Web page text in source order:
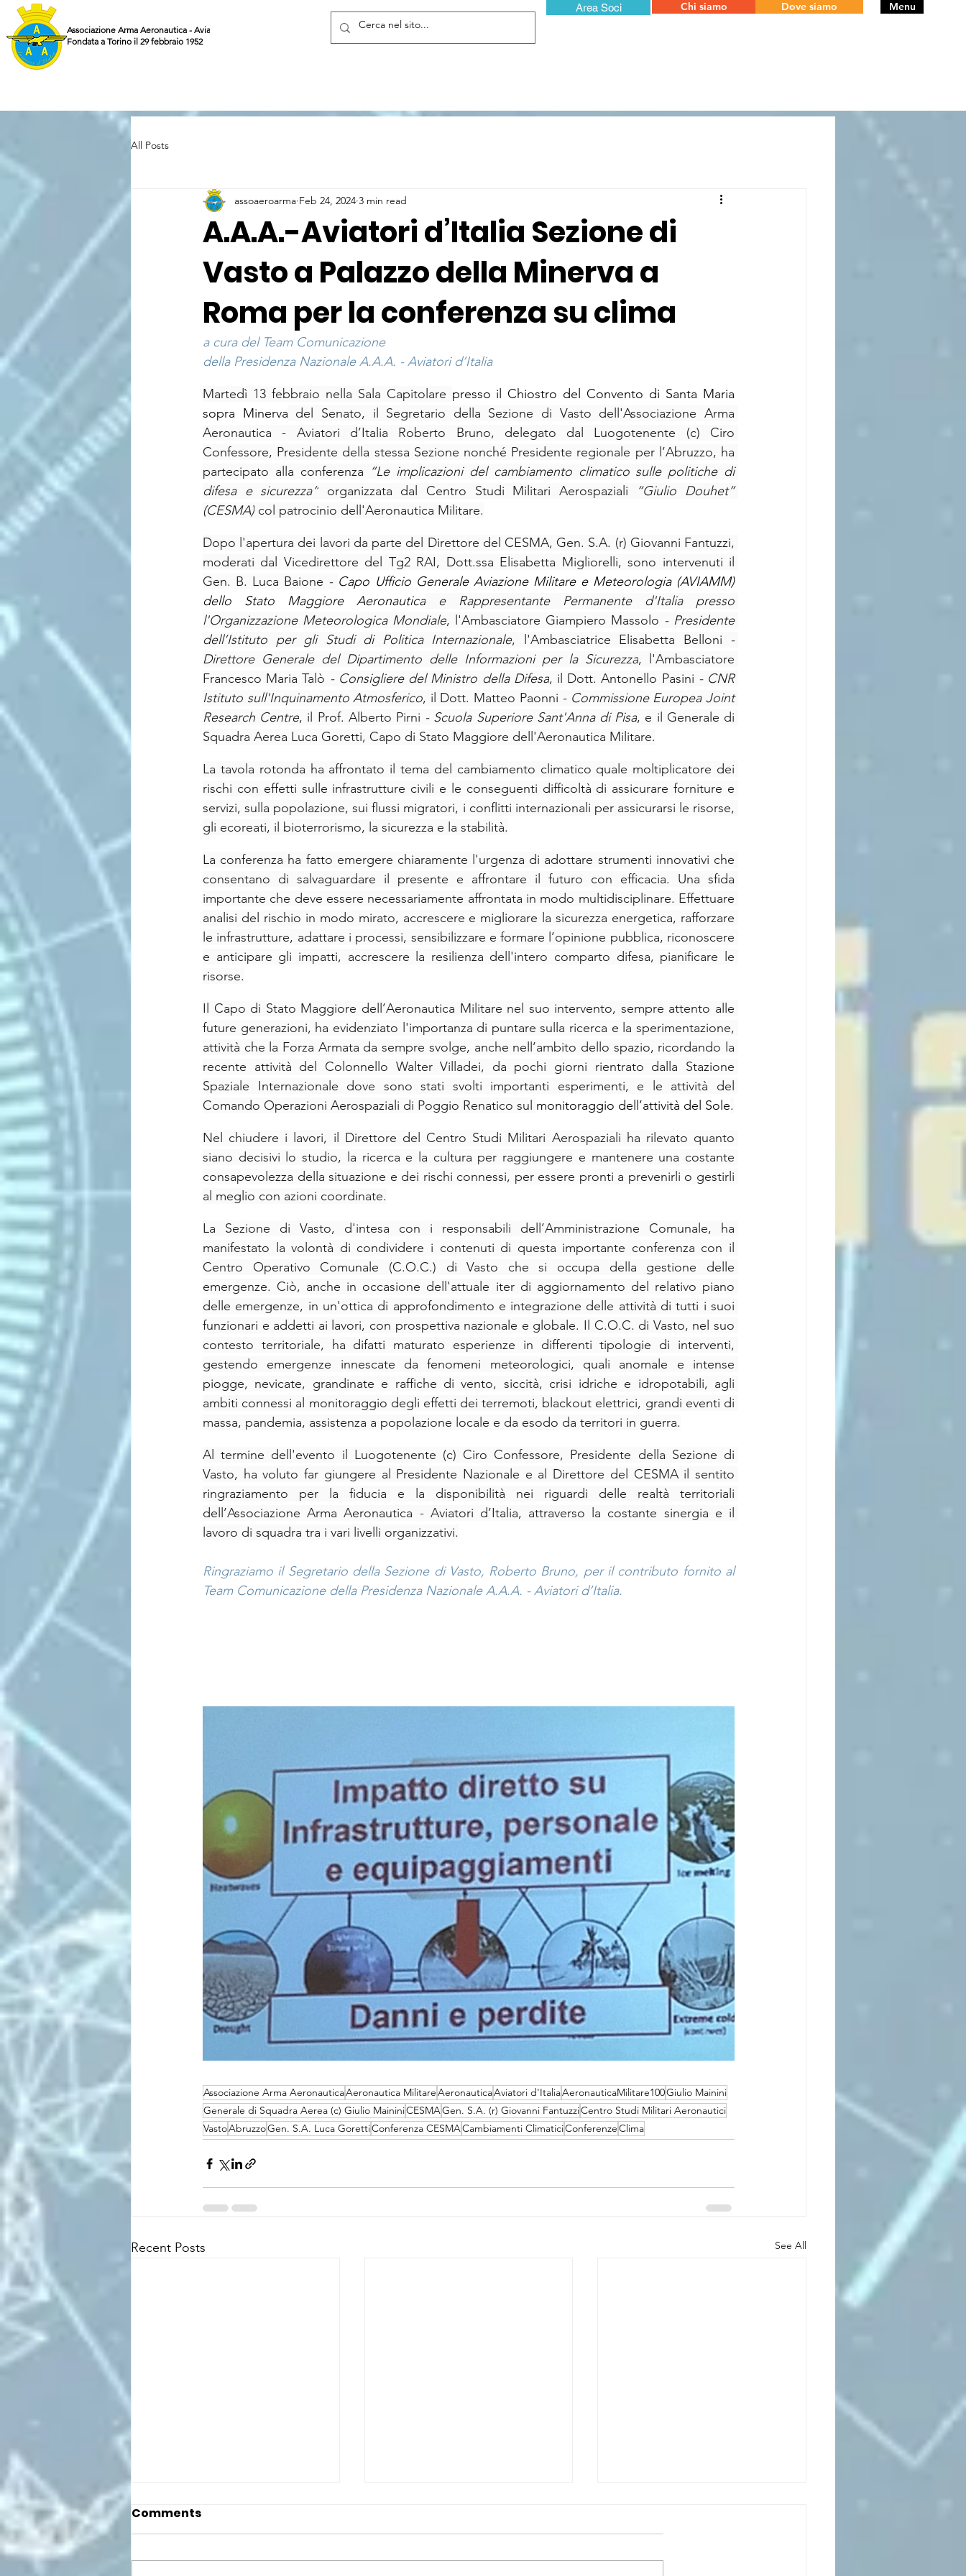
Associazione Arma Aeronautica - Aviatori d'Italia ETS
Fondata a Torino il 29 febbraio 1952
Area Soci Chi siamo Dove siamo Menu
All Posts
A.A.A.-Aviatori d’Italia Sezione di
Vasto a Palazzo della Minerva a
Roma per la conferenza su clima
assoaeroarma Feb 24, 2024 3 min read
a cura del Team Comunicazione
della Presidenza Nazionale A.A.A. - Aviatori d’Italia
Martedì 13 febbraio nella Sala Capitolare presso il Chiostro del Convento di Santa Maria
sopra Minerva del Senato, il Segretario della Sezione di Vasto dell'Associazione Arma
Aeronautica - Aviatori d’Italia Roberto Bruno, delegato dal Luogotenente (c) Ciro
Confessore, Presidente della stessa Sezione nonché Presidente regionale per l’Abruzzo, ha
partecipato alla conferenza “Le implicazioni del cambiamento climatico sulle politiche di
difesa e sicurezza” organizzata dal Centro Studi Militari Aerospaziali
“Giulio Douhet”
(CESMA) col patrocinio dell'Aeronautica Militare.
Dopo l'apertura dei lavori da parte del Direttore del CESMA, Gen. S.A. (r) Giovanni Fantuzzi,
moderati dal Vicedirettore del Tg2 RAI, Dott.ssa Elisabetta Migliorelli, sono intervenuti il
Gen. B. Luca Baione - Capo Ufficio Generale Aviazione Militare e Meteorologia (AVIAMM)
dello Stato Maggiore Aeronautica e Rappresentante Permanente d'Italia presso
l'Organizzazione Meteorologica Mondiale, l'Ambasciatore Giampiero Massolo - Presidente
dell’Istituto per gli Studi di Politica Internazionale, l'Ambasciatrice Elisabetta Belloni -
Direttore Generale del Dipartimento delle Informazioni per la Sicurezza, l'Ambasciatore
Francesco Maria Talò - Consigliere del Ministro della Difesa, il Dott. Antonello Pasini - CNR
Istituto sull'Inquinamento Atmosferico, il Dott. Matteo Paonni - Commissione Europea Joint
Research Centre, il Prof. Alberto Pirni - Scuola Superiore Sant'Anna di Pisa, e il Generale di
Squadra Aerea Luca Goretti, Capo di Stato Maggiore dell'Aeronautica Militare.
La tavola rotonda ha affrontato il tema del cambiamento climatico quale moltiplicatore dei
rischi con effetti sulle infrastrutture civili e le conseguenti difficoltà di assicurare forniture e
servizi, sulla popolazione, sui flussi migratori, i conflitti internazionali per assicurarsi le risorse,
gli ecoreati, il bioterrorismo, la sicurezza e la stabilità.
La conferenza ha fatto emergere chiaramente l'urgenza di adottare strumenti innovativi che
consentano di salvaguardare il presente e affrontare il futuro con efficacia. Una sfida
importante che deve essere necessariamente affrontata in modo multidisciplinare. Effettuare
analisi del rischio in modo mirato, accrescere e migliorare la sicurezza energetica, rafforzare
le infrastrutture, adattare i processi, sensibilizzare e formare l’opinione pubblica, riconoscere
e anticipare gli impatti, accrescere la resilienza dell'intero comparto difesa, pianificare le
risorse.
Il Capo di Stato Maggiore dell’Aeronautica Militare nel suo intervento, sempre attento alle
future generazioni, ha evidenziato l'importanza di puntare sulla ricerca e la sperimentazione,
attività che la Forza Armata da sempre svolge, anche nell’ambito dello spazio, ricordando la
recente attività del Colonnello Walter Villadei, da pochi giorni rientrato dalla Stazione
Spaziale Internazionale dove sono stati svolti importanti esperimenti, e le attività del
Comando Operazioni Aerospaziali di Poggio Renatico sul monitoraggio dell’attività del Sole.
Nel chiudere i lavori, il Direttore del Centro Studi Militari Aerospaziali ha rilevato quanto
siano decisivi lo studio, la ricerca e la cultura per raggiungere e mantenere una costante
consapevolezza della situazione e dei rischi connessi, per essere pronti a prevenirli o gestirli
al meglio con azioni coordinate.
La Sezione di Vasto, d'intesa con i responsabili dell’Amministrazione Comunale, ha
manifestato la volontà di condividere i contenuti di questa importante conferenza con il
Centro Operativo Comunale (C.O.C.) di Vasto che si occupa della gestione delle
emergenze. Ciò, anche in occasione dell'attuale iter di aggiornamento del relativo piano
delle emergenze, in un'ottica di approfondimento e integrazione delle attività di tutti i suoi
funzionari e addetti ai lavori, con prospettiva nazionale e globale. Il C.O.C. di Vasto, nel suo
contesto territoriale, ha difatti maturato esperienze in differenti tipologie di interventi,
gestendo emergenze innescate da fenomeni meteorologici, quali anomale e intense
piogge, nevicate, grandinate e raffiche di vento, siccità, crisi idriche e idropotabili, agli
ambiti connessi al monitoraggio degli effetti dei terremoti, blackout elettrici, grandi eventi di
massa, pandemia, assistenza a popolazione locale e da esodo da territori in guerra.
Al termine dell'evento il Luogotenente (c) Ciro Confessore, Presidente della Sezione di
Vasto, ha voluto far giungere al Presidente Nazionale e al Direttore del CESMA il sentito
ringraziamento per la fiducia e la disponibilità nei riguardi delle realtà territoriali
dell’Associazione Arma Aeronautica - Aviatori d’Italia, attraverso la costante sinergia e il
lavoro di squadra tra i vari livelli organizzativi.
Ringraziamo il Segretario della Sezione di Vasto, Roberto Bruno, per il contributo fornito al
Team Comunicazione della Presidenza Nazionale A.A.A. - Aviatori d’Italia.
Associazione Arma AeronauticaAeronautica MilitareAeronauticaAviatori d'ItaliaAeronauticaMilitare100Giulio Mainini
Generale di Squadra Aerea (c) Giulio MaininiCESMAGen. S.A. (r) Giovanni FantuzziCentro Studi Militari Aeronautici
VastoAbruzzoGen. S.A. Luca GorettiConferenza CESMACambiamenti ClimaticiConferenzeClima
Recent Posts See All
Comments